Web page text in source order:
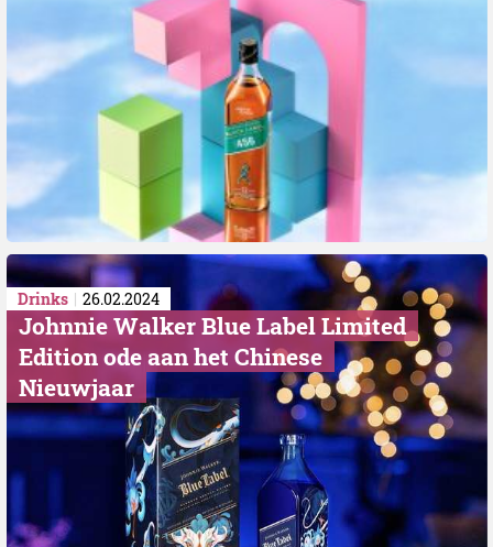
Drinks 26.02.2024
Johnnie Walker Blue Label Limited
Edition ode aan het Chinese
Nieuwjaar